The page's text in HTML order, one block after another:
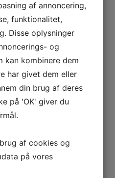
dig og din bil!
– uden at du
dig med:
kølemiddel
af annoncering,
funktionalitet,
Disse oplysninger
og
kan kombinere dem
har givet dem eller
din brug af deres
på 'OK' giver du
af cookies og
på vores